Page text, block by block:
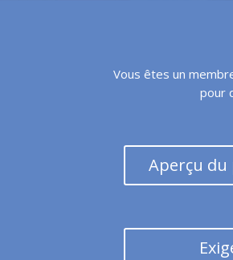
Vous êtes un
pour
Aperçu